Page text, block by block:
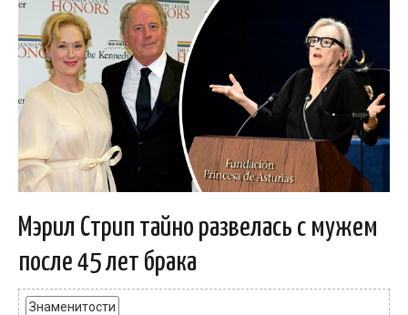
Мэрил Стрип тайно развелась с мужем
после 45 лет брака
Знаменитости